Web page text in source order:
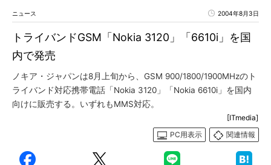
ニュース 2004年8月3日
トライバンドGSM「Nokia 3120」「6610i」を国
内で発売
ノキア・ジャパンは8月上旬から、GSM 900/1800/1900MHzのト
ライバンド対応携帯電話「Nokia 3120」「Nokia 6610i」を国内
向けに販売する。いずれもMMS対応。
[ITmedia]
PC用表示
関連情報